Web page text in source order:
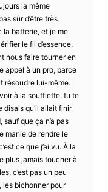
la même
sûr d’être très
la batterie, et je me
le fil d’essence.
nous faire tourner en
appel à un pro, parce
résoudre lui-même.
à la soufflette, tu te
disais qu’il ailait finir
que ça n’a pas
manie de rendre le
ce que j’ai vu. À la
plus jamais toucher à
c’est pas un peu
les bichonner pour